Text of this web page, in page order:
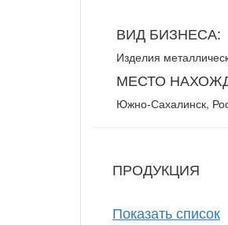
ВИД БИЗНЕСА:
Изделия
МЕСТО
Южно-Сахалинск,
ПРОДУКЦИЯ
Показать список